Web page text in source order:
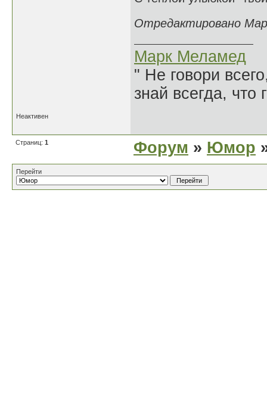
Отредактировано
Марк Меламед
" Не говори
знай всегда, что
Неактивен
Страниц: 1 Форум » Юмор
Перейти